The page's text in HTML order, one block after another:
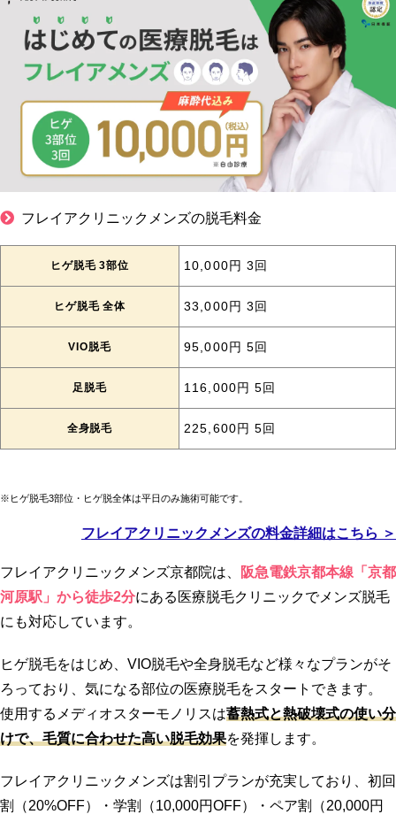
フレイアクリニックメンズの脱毛料金
ヒゲ脱毛 3部位 10,000円 3回
ヒゲ脱毛 全体 33,000円 3回
VIO脱毛 95,000円 5回
足脱毛 116,000円 5回
全身脱毛 225,600円 5回
※ヒゲ脱毛3部位・ヒゲ脱全体は平日のみ施術可能です。
フレイアクリニックメンズの料金詳細はこちら ＞
フレイアクリニックメンズ京都院は、
阪急電鉄京都本線「京都
河原駅」から徒歩2分にある医療脱毛クリニックでメンズ脱毛
にも対応しています。
ヒゲ脱毛をはじめ、VIO脱毛や全身脱毛など様々なプランがそ
ろっており、気になる部位の医療脱毛をスタートできます。
使用するメディオスターモノリスは蓄熱式と熱破壊式の使い分
けで、毛質に合わせた高い脱毛効果を発揮します。
フレイアクリニックメンズは割引プランが充実しており、初回
割（20%OFF）・学割（10,000円OFF）・ペア割（20,000円